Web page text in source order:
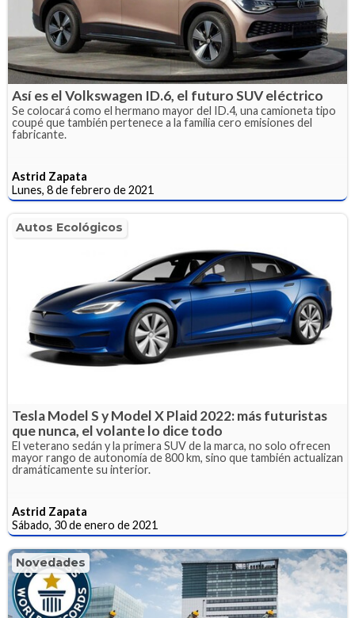
Así es el Volkswagen ID.6, el futuro SUV eléctrico
Se colocará como el hermano mayor del ID.4, una camioneta tipo
coupé que también pertenece a la familia cero emisiones del
fabricante.
Astrid Zapata
Lunes, 8 de febrero de 2021
Autos Ecológicos
Tesla Model S y Model X Plaid 2022: más futuristas
que nunca, el volante lo dice todo
El veterano sedán y la primera SUV de la marca, no solo ofrecen
mayor rango de autonomía de 800 km, sino que también actualizan
dramáticamente su interior.
Astrid Zapata
Sábado, 30 de enero de 2021
Novedades